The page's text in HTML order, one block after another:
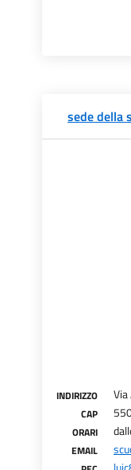
sede della
INDIRIZZO
CAP
ORARI
EMAIL